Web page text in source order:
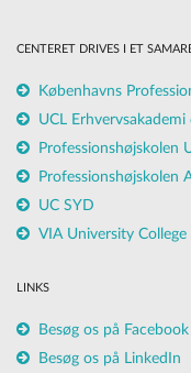
CENTERET DRIVES I ET
Københavns
UCL
Professionshøjskolen
Professionshøjskolen
UC SYD
VIA University College
LINKS
Besøg os på Facebook
Besøg os på LinkedIn